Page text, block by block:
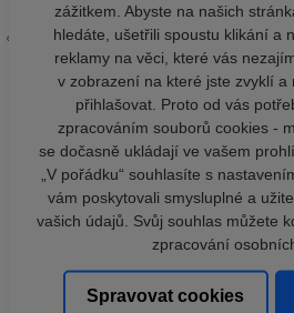
zážitkem. Abyste na našich
hledáte, ušetřili spoustu klikání a
reklamy na věci, které vás
v zobrazení na které jste zvyklí a
přihlašovat. Proto od vás
zpracováním souborů cookies -
se dočasně ukládají ve vašem
„V pořádku“ souhlasíte s
vám poskytovali smysluplné a
vašich údajů. Svůj souhlas můžete
zpracování
Spravovat cookies